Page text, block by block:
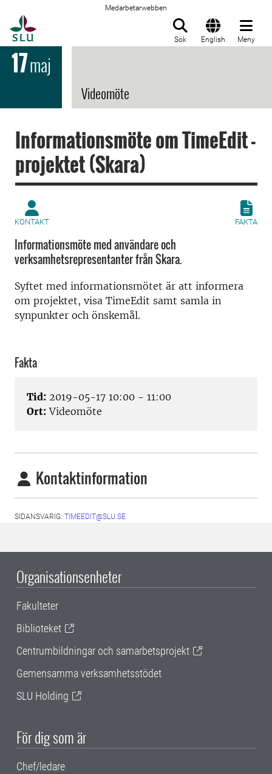
Medarbetarwebben
Sök English Meny
17maj
Videomöte
Informationsmöte om TimeEdit -
projektet (Skara)
KONTAKT FAKTA
Informationsmöte med användare och
verksamhetsrepresentanter från Skara.
Syftet med informationsmötet är att informera
om projektet, visa TimeEdit samt samla in
synpunkter och önskemål.
Fakta
Tid: 2019-05-17 10:00 - 11:00
Ort: Videomöte
Kontaktinformation
SIDANSVARIG: TIMEEDIT@SLU.SE
Organisationsenheter
Fakulteter
Biblioteket
Centrumbildningar och samarbetsprojekt
Gemensamma verksamhetsstödet
SLU Holding
För dig som är
Chef/ledare